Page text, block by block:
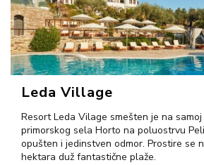
POŠALJITE UPIT
Leda Village
Resort Leda Vilage smešten je na
primorskog sela Horto na poluostrvu
opušten i jedinstven odmor. Prostire se
hektara duž fantastične plaže.